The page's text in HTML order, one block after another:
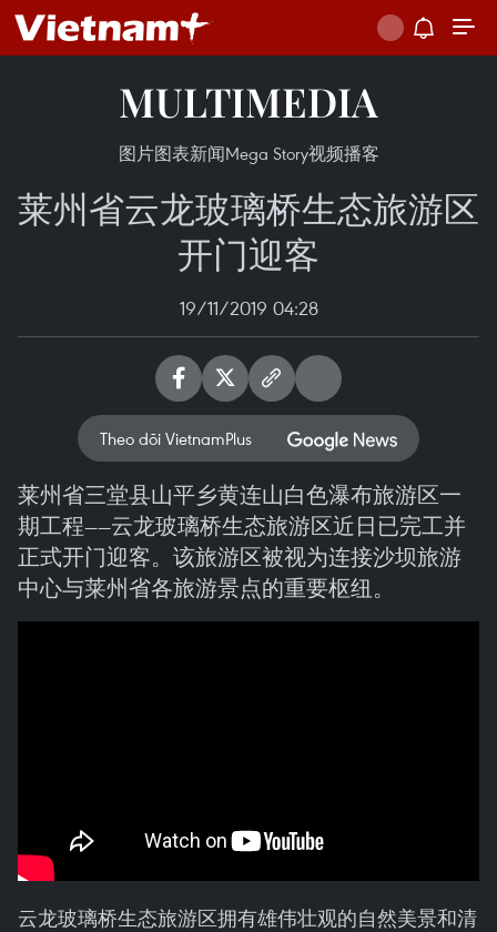
MULTIMEDIA
图片图表新闻Mega Story视频播客
莱州省云龙玻璃桥生态旅游区
开门迎客
19/11/2019 04:28
Theo dõi VietnamPlus
莱州省三堂县山平乡黄连山白色瀑布旅游区一
期工程——云龙玻璃桥生态旅游区近日已完工并
正式开门迎客。该旅游区被视为连接沙坝旅游
中心与莱州省各旅游景点的重要枢纽。
云龙玻璃桥生态旅游区拥有雄伟壮观的自然美景和清